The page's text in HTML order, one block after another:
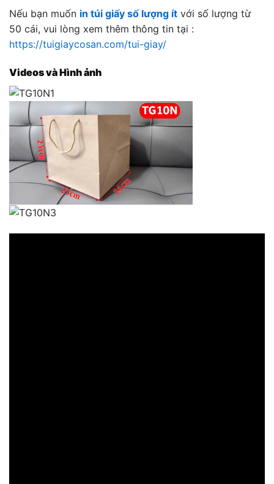
Nếu bạn muốn in túi giấy số lượng ít với số lượng từ
50 cái, vui lòng xem thêm thông tin tại :
https://tuigiaycosan.com/tui-giay/
Videos và Hình ảnh